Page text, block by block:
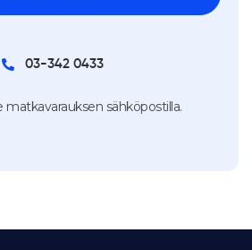
03-342 0433
sähköpostilla.